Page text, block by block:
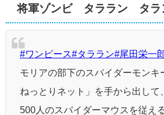
将軍ゾンビ タララン タラ
#ワンピース#タララン#尾田栄一
モリアの部下のスパイダーモンキ
ねっとりネット」を手から出して
500人のスパイダーマウスを従え